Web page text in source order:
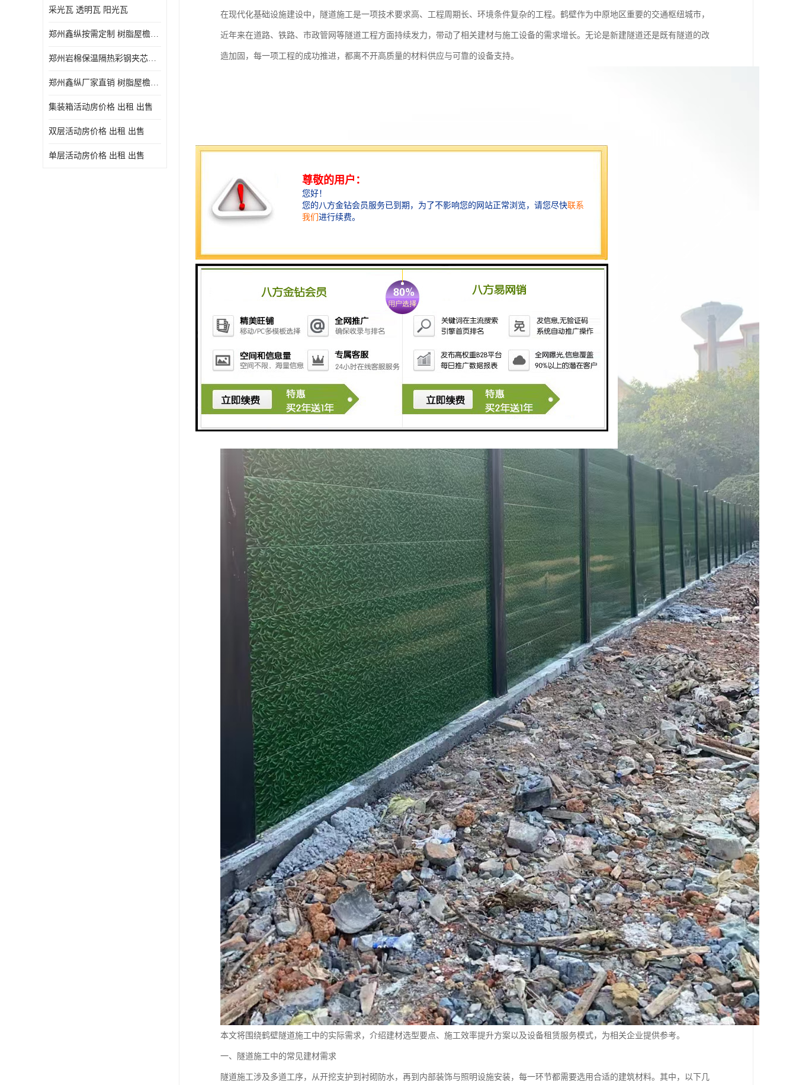
采光瓦 透明瓦 阳光瓦
郑州鑫纵按需定制 树脂屋檐装饰塑料琉璃瓦片 中式仿古瓦的特点 价格
郑州岩棉保温隔热彩钢夹芯板 郑州鑫纵支持定做
郑州鑫纵厂家直销 树脂屋檐装饰塑料琉璃瓦片 中式仿古瓦的特点 价格
集装箱活动房价格 出租 出售
双层活动房价格 出租 出售
单层活动房价格 出租 出售
在现代化基础设施建设中，隧道施工是一项技术要求高、工程周期长、环境条件复杂的工程。鹤壁作为中原地区重要的交通枢纽城市，
近年来在道路、铁路、市政管网等隧道工程方面持续发力，带动了相关建材与施工设备的需求增长。无论是新建隧道还是既有隧道的改
造加固，每一项工程的成功推进，都离不开高质量的材料供应与可靠的设备支持。
本文将围绕鹤壁隧道施工中的实际需求，介绍建材选型要点、施工效率提升方案以及设备租赁服务模式，为相关企业提供参考。
一、隧道施工中的常见建材需求
隧道施工涉及多道工序，从开挖支护到衬砌防水，再到内部装饰与照明设施安装，每一环节都需要选用合适的建筑材料。其中，以下几